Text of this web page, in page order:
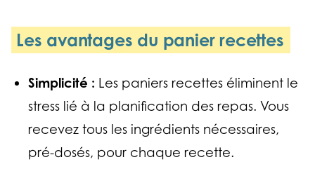
Les avantages du panier recettes
Simplicité : Les paniers recettes éliminent le
stress lié à la planification des repas. Vous
recevez tous les ingrédients nécessaires,
pré-dosés, pour chaque recette.